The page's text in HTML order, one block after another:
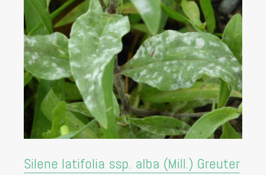
Silene latifolia ssp. alba (Mill.) Greuter